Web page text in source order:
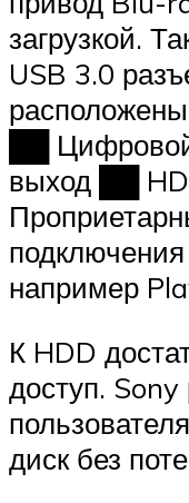
загрузкой.
USB 3.0
██
выход ██
например
К HDD
доступ.
диск без